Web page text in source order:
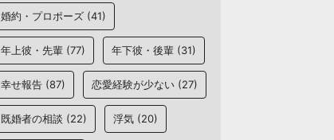
婚約・プロポーズ (41)
年上彼・先輩 (77) 年下彼・後輩 (31)
幸せ報告 (87) 恋愛経験が少ない (27)
既婚者の相談 (22) 浮気 (20)